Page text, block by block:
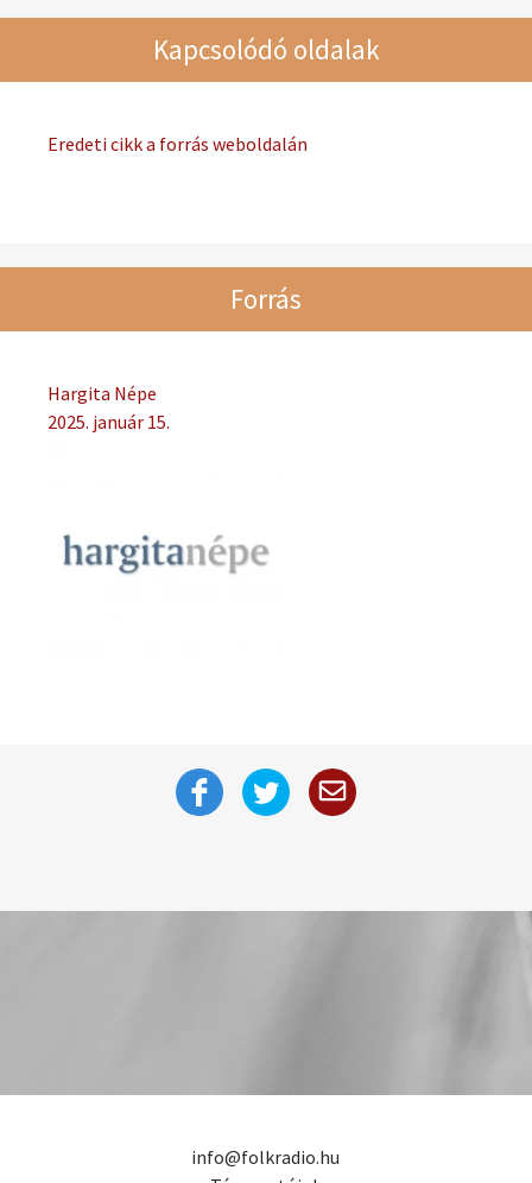
Kapcsolódó oldalak
Eredeti cikk a forrás weboldalán
Forrás
Hargita Népe
2025. január 15.
info@folkradio.hu